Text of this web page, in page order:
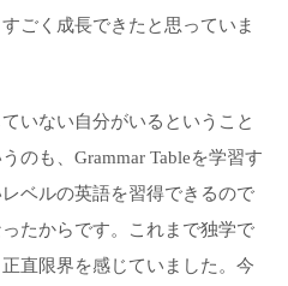
ごく成長できたと思っていま
いない自分がいるということ
のも、Grammar Tableを学習す
ベルの英語を習得できるので
たからです。これまで独学で
直限界を感じていました。今